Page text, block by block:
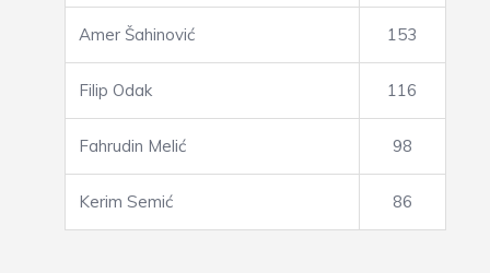
Amer Šahinović 153
Filip Odak 116
Fahrudin Melić 98
Kerim Semić 86